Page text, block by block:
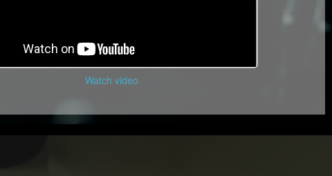
Watch video